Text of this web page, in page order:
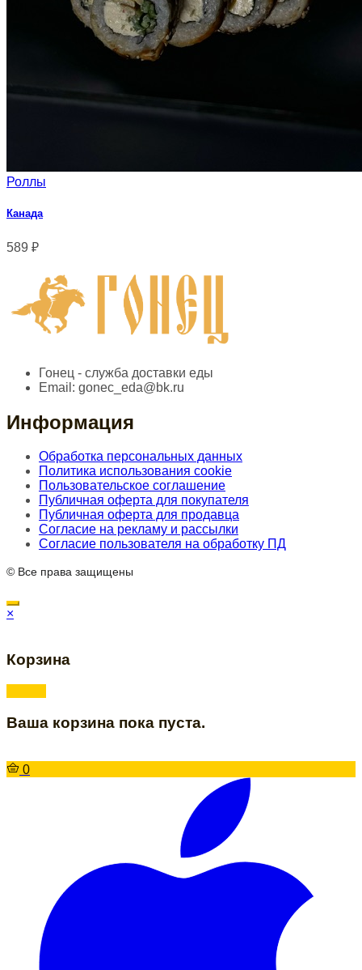
Роллы
Канада
589 ₽
Гонец - служба доставки еды
Email: gonec_eda@bk.ru
Информация
Обработка персональных данных
Политика использования cookie
Пользовательское соглашение
Публичная оферта для покупателя
Публичная оферта для продавца
Согласие на рекламу и рассылки
Согласие пользователя на обработку ПД
© Все права защищены
×
Корзина
Ваша корзина пока пуста.
0